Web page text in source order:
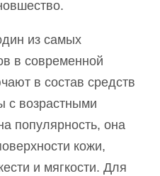
из самых
в современной
в состав средств
с возрастными
популярность, она
кожи,
и мягкости. Для